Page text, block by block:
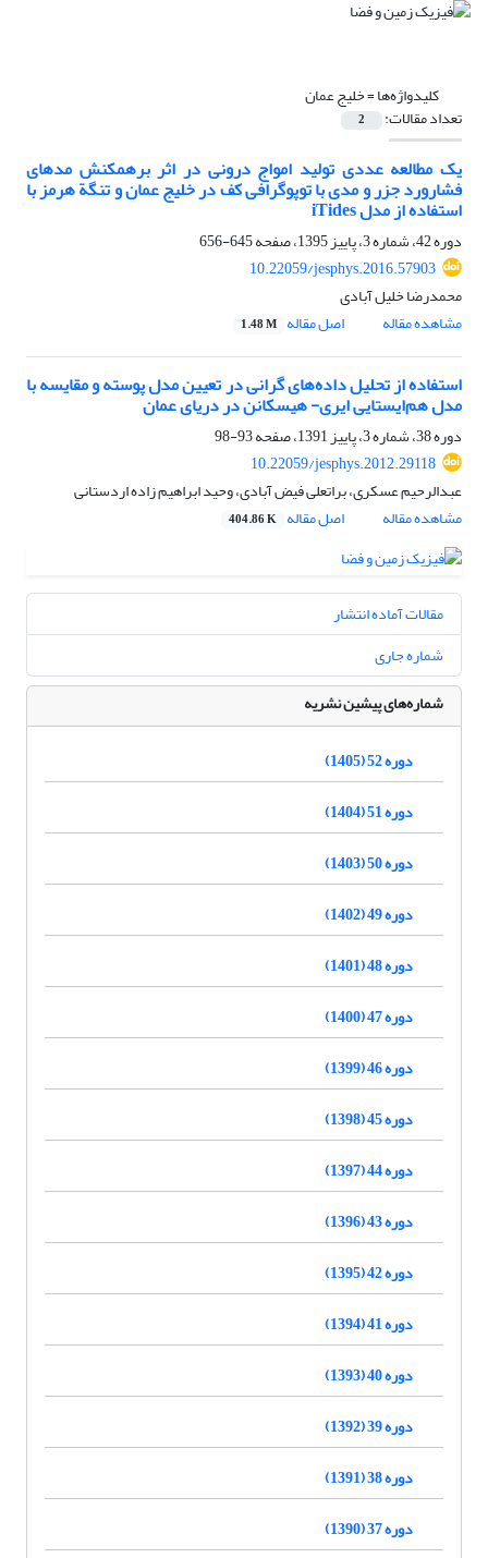
کلیدواژه‌ها =خلیج عمان
تعداد مقالات: 2
یک مطالعه عددی تولید امواج درونی در اثر برهمکنش مدهای
فشارورد جزر و مدی با توپوگرافی کف در خلیج عمان و تنگة هرمز با
استفاده از مدل iTides
دوره 42، شماره 3، پاییز 1395، صفحه
645-656
10.22059/jesphys.2016.57903
محمدرضا خلیل آبادی
مشاهده مقاله
اصل مقاله 1.48 M
استفاده از تحلیل داده‌های گرانی در تعیین مدل پوسته و مقایسه با
مدل هم‌ایستایی ایری- هیسکانن در دریای عمان
دوره 38، شماره 3، پاییز 1391، صفحه
93-98
10.22059/jesphys.2012.29118
عبدالرحیم عسکری، براتعلی فیض آبادی، وحید ابراهیم زاده اردستانی
مشاهده مقاله
اصل مقاله 404.86 K
مقالات آماده انتشار
شماره جاری
شماره‌های پیشین نشریه
دوره 52 (1405)
دوره 51 (1404)
دوره 50 (1403)
دوره 49 (1402)
دوره 48 (1401)
دوره 47 (1400)
دوره 46 (1399)
دوره 45 (1398)
دوره 44 (1397)
دوره 43 (1396)
دوره 42 (1395)
دوره 41 (1394)
دوره 40 (1393)
دوره 39 (1392)
دوره 38 (1391)
دوره 37 (1390)